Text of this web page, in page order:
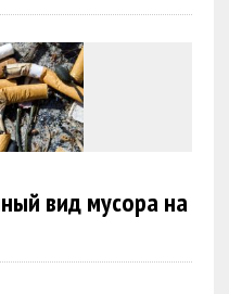
вид мусора на